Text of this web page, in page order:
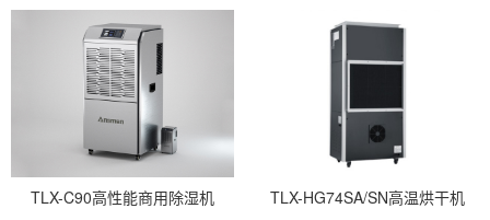
TLX-C90高性能商用除湿机 TLX-HG74SA/SN高温烘干机